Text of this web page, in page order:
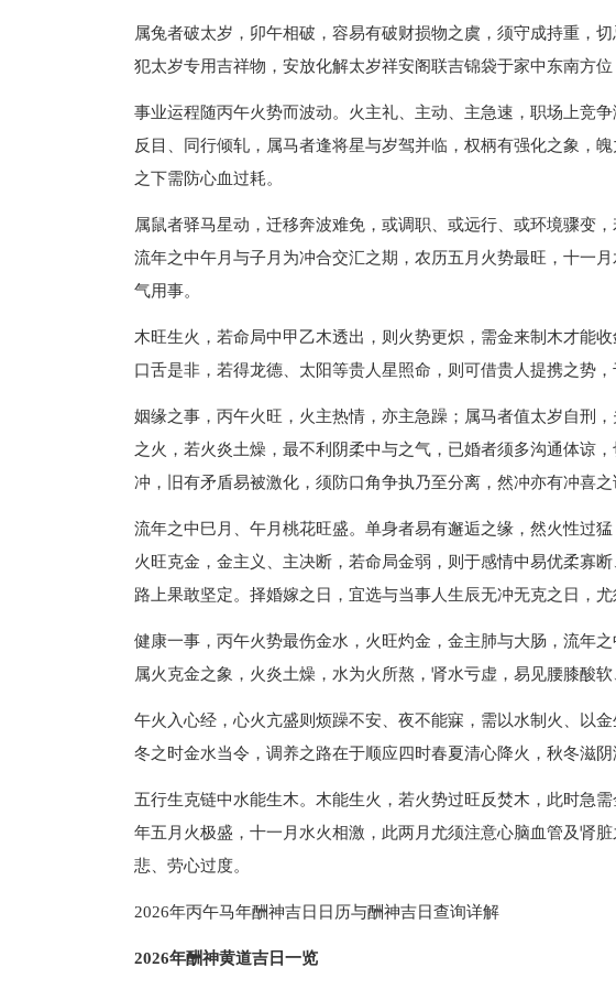
属兔者破太岁，卯午相破，容易有破财损物之虞，须守成持重，
犯太岁专用吉祥物，安放化解太岁祥安阁联吉锦袋于家中东南方
事业运程随丙午火势而波动。火主礼、主动、主急速，职场上竞
反目、同行倾轧，属马者逢将星与岁驾并临，权柄有强化之象，
之下需防心血过耗。
属鼠者驿马星动，迁移奔波难免，或调职、或远行、或环境骤变
流年之中午月与子月为冲合交汇之期，农历五月火势最旺，十一
气用事。
木旺生火，若命局中甲乙木透出，则火势更炽，需金来制木才能
口舌是非，若得龙德、太阳等贵人星照命，则可借贵人提携之势，
姻缘之事，丙午火旺，火主热情，亦主急躁；属马者值太岁自刑
之火，若火炎土燥，最不利阴柔中与之气，已婚者须多沟通体谅
冲，旧有矛盾易被激化，须防口角争执乃至分离，然冲亦有冲喜
流年之中巳月、午月桃花旺盛。单身者易有邂逅之缘，然火性过
火旺克金，金主义、主决断，若命局金弱，则于感情中易优柔寡
路上果敢坚定。择婚嫁之日，宜选与当事人生辰无冲无克之日，尤
健康一事，丙午火势最伤金水，火旺灼金，金主肺与大肠，流年
属火克金之象，火炎土燥，水为火所熬，肾水亏虚，易见腰膝酸
午火入心经，心火亢盛则烦躁不安、夜不能寐，需以水制火、以
冬之时金水当令，调养之路在于顺应四时春夏清心降火，秋冬滋阴
五行生克链中水能生木。木能生火，若火势过旺反焚木，此时急
年五月火极盛，十一月水火相激，此两月尤须注意心脑血管及肾
悲、劳心过度。
2026年丙午马年酬神吉日日历与酬神吉日查询详解
2026年酬神黄道吉日一览